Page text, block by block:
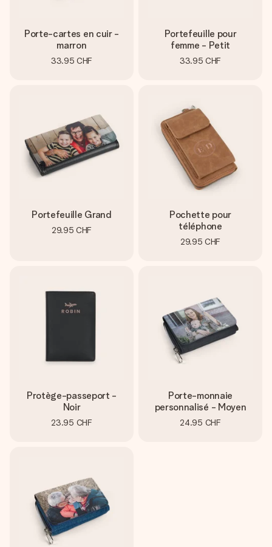
Porte-cartes en cuir -
marron
33.95 CHF
Portefeuille pour
femme - Petit
33.95 CHF
Portefeuille Grand
29.95 CHF
Pochette pour
téléphone
29.95 CHF
Protège-passeport -
Noir
23.95 CHF
Porte-monnaie
personnalisé - Moyen
24.95 CHF